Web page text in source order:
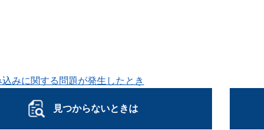
みに関する問題が発生したとき
見つからないときは